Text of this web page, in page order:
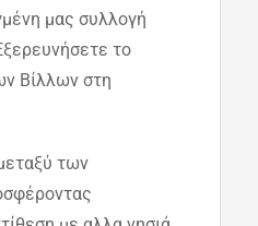
μας συλλογή
το
Βίλλων στη
των